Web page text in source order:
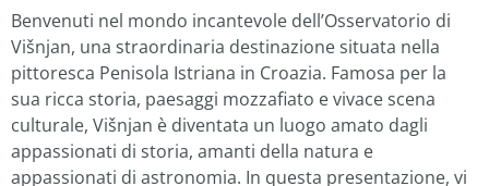
Benvenuti nel mondo incantevole dell’Osservatorio di
Višnjan, una straordinaria destinazione situata nella
pittoresca Penisola Istriana in Croazia. Famosa per la
sua ricca storia, paesaggi mozzafiato e vivace scena
culturale, Višnjan è diventata un luogo amato dagli
appassionati di storia, amanti della natura e
appassionati di astronomia. In questa presentazione, vi